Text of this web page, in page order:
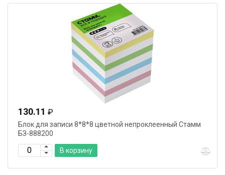
130.11 ₽
Блок для записи 8*8*8 цветной непроклеенный Стамм
БЗ-888200
В корзину